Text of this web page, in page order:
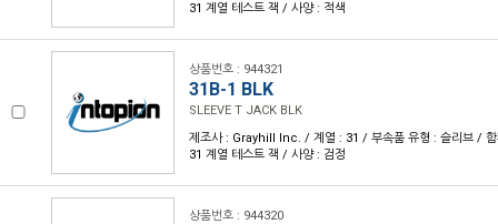
31 계열 테스트 잭 / 사양 : 적색
상품번호 : 944321
31B-1 BLK
SLEEVE T JACK BLK
제조사 : Grayhill Inc. / 계열 : 31 / 부속품 유형 : 슬리브 / 함
31 계열 테스트 잭 / 사양 : 검정
상품번호 : 944320